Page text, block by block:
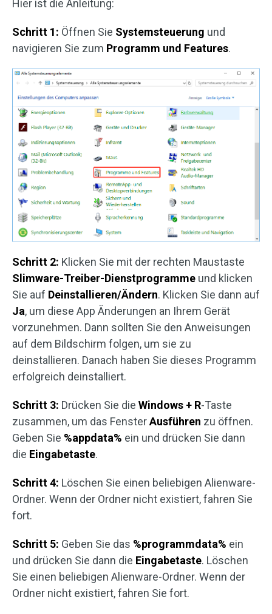
Hier ist die Anleitung:
Schritt 1: Öffnen Sie Systemsteuerung und
navigieren Sie zum Programm und Features.
Schritt 2: Klicken Sie mit der rechten Maustaste
Slimware-Treiber-Dienstprogramme und klicken
Sie auf Deinstallieren/Ändern. Klicken Sie dann auf
Ja, um diese App Änderungen an Ihrem Gerät
vorzunehmen. Dann sollten Sie den Anweisungen
auf dem Bildschirm folgen, um sie zu
deinstallieren. Danach haben Sie dieses Programm
erfolgreich deinstalliert.
Schritt 3: Drücken Sie die Windows + R-Taste
zusammen, um das FensterAusführen zu öffnen.
Geben Sie %appdata% ein und drücken Sie dann
die Eingabetaste.
Schritt 4: Löschen Sie einen beliebigen Alienware-
Ordner. Wenn der Ordner nicht existiert, fahren Sie
fort.
Schritt 5: Geben Sie das %programmdata% ein
und drücken Sie dann die Eingabetaste. Löschen
Sie einen beliebigen Alienware-Ordner. Wenn der
Ordner nicht existiert, fahren Sie fort.